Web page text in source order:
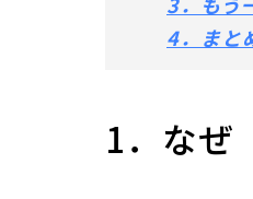
4．まと
1．なぜ